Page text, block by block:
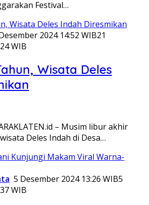
Festival…
2024 14:52 WIB21
WIB
Wisata Deles
– Musim libur akhir
Deles Indah di Desa…
5 Desember 2024 13:26 WIB5
WIB